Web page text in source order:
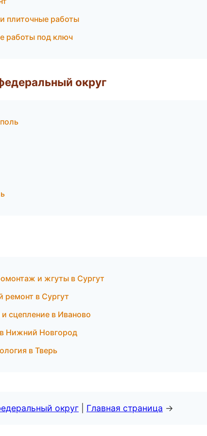
плиточные работы
работы под ключ
округ
и жгуты в Сургут
ремонт в Сургут
сцепление в Иваново
Нижний Новгород
в Тверь
округ Главная страница →